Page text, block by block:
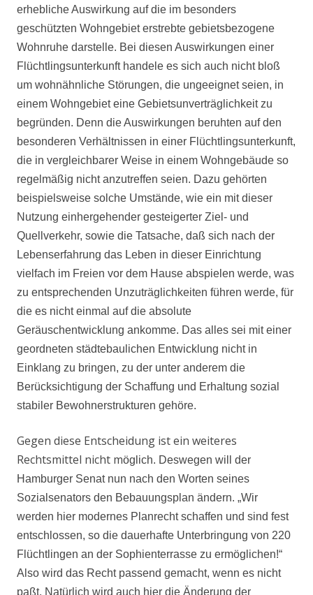
erhebliche Auswirkung auf die im besonders
geschützten Wohngebiet erstrebte gebietsbezogene
Wohnruhe darstelle. Bei diesen Auswirkungen einer
Flüchtlingsunterkunft handele es sich auch nicht bloß
um wohnähnliche Störungen, die ungeeignet seien, in
einem Wohngebiet eine Gebietsunverträglichkeit zu
begründen. Denn die Auswirkungen beruhten auf den
besonderen Verhältnissen in einer Flüchtlingsunterkunft,
die in vergleichbarer Weise in einem Wohngebäude so
regelmäßig nicht anzutreffen seien. Dazu gehörten
beispielsweise solche Umstände, wie ein mit dieser
Nutzung einhergehender gesteigerter Ziel- und
Quellverkehr, sowie die Tatsache, daß sich nach der
Lebenserfahrung das Leben in dieser Einrichtung
vielfach im Freien vor dem Hause abspielen werde, was
zu entsprechenden Unzuträglichkeiten führen werde, für
die es nicht einmal auf die absolute
Geräuschentwicklung ankomme. Das alles sei mit einer
geordneten städtebaulichen Entwicklung nicht in
Einklang zu bringen, zu der unter anderem die
Berücksichtigung der Schaffung und Erhaltung sozial
stabiler Bewohnerstrukturen gehöre.
Gegen diese Entscheidung ist ein weiteres
Rechtsmittel nicht möglich. Deswegen will der
Hamburger Senat nun nach den Worten seines
Sozialsenators den Bebauungsplan ändern. „Wir
werden hier modernes Planrecht schaffen und sind fest
entschlossen, so die dauerhafte Unterbringung von 220
Flüchtlingen an der Sophienterrasse zu ermöglichen!“
Also wird das Recht passend gemacht, wenn es nicht
paßt. Natürlich wird auch hier die Änderung der